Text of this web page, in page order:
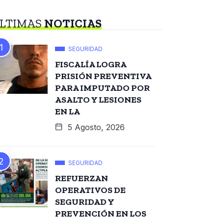
NOTICIAS
SEGURIDAD
FISCALÍA LOGRA
PRISIÓN PREVENTIVA
PARA IMPUTADO POR
ASALTO Y LESIONES
EN LA
5 Agosto, 2026
SEGURIDAD
REFUERZAN
OPERATIVOS DE
SEGURIDAD Y
PREVENCIÓN EN LOS